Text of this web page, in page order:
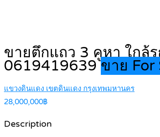
ขายตึกแถว 3 คูหา ใกล้
0619419639ขาย For
แขวงดินแดง เขตดินแดง กรุงเทพมหานคร
28,000,000฿
Description